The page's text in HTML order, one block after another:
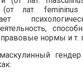
лат.
правовые нормы и т.
гендер